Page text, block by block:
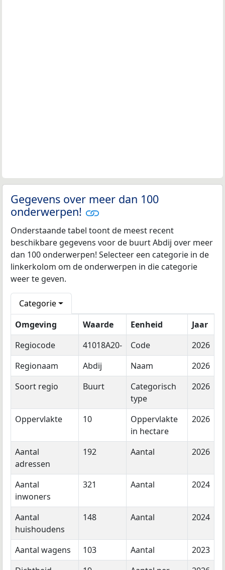
Gegevens over meer dan 100
onderwerpen!
Onderstaande tabel toont de meest recent
beschikbare gegevens voor de buurt Abdij over meer
dan 100 onderwerpen! Selecteer een categorie in de
linkerkolom om de onderwerpen in die categorie
weer te geven.
Categorie
Omgeving
Waarde Eenheid
Jaar
Regiocode
41018A20- Code
2026
Regionaam
Abdij Naam
2026
Soort regio
Buurt
Categorisch
type
2026
Oppervlakte 10
Oppervlakte
in hectare
2026
Aantal
adressen
192 Aantal 2026
Aantal
inwoners
321 Aantal 2024
Aantal
huishoudens
148 Aantal 2024
Aantal wagens 103 Aantal
2023